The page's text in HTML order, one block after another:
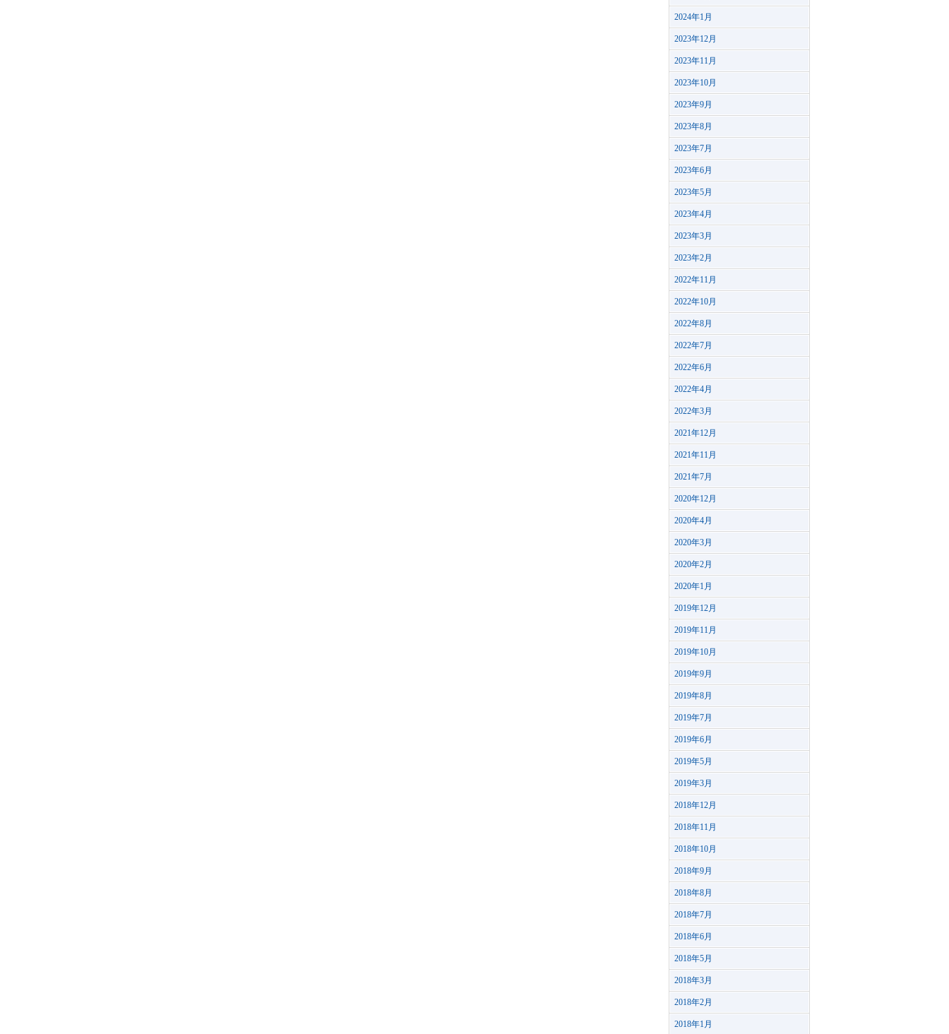
2024年1月
2023年12月
2023年11月
2023年10月
2023年9月
2023年8月
2023年7月
2023年6月
2023年5月
2023年4月
2023年3月
2023年2月
2022年11月
2022年10月
2022年8月
2022年7月
2022年6月
2022年4月
2022年3月
2021年12月
2021年11月
2021年7月
2020年12月
2020年4月
2020年3月
2020年2月
2020年1月
2019年12月
2019年11月
2019年10月
2019年9月
2019年8月
2019年7月
2019年6月
2019年5月
2019年3月
2018年12月
2018年11月
2018年10月
2018年9月
2018年8月
2018年7月
2018年6月
2018年5月
2018年3月
2018年2月
2018年1月